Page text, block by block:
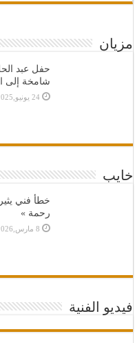
مزيان
حفل عبد
شامخة إلى
24 يونيو,2025
خايب
خطأ فني
رحمة »
8 مارس,2026
فيديو الفنية